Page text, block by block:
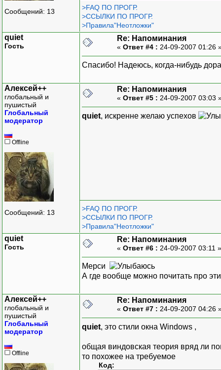
Сообщений: 13
>FAQ ПО ПРОГР.
>ССЫЛКИ ПО ПРОГР.
>Правила"Неотложки"
quiet
Гость
Re: Напоминания
« Ответ #4 : 24-09-2007 01:26
Спасибо! Надеюсь, когда-нибудь
Алексей++
глобальный и
пушистый
Глобальный
модератор
Offline
Сообщений: 13
Re: Напоминания
« Ответ #5 : 24-09-2007 03:03
quiet, искренне желаю успехов
>FAQ ПО ПРОГР.
>ССЫЛКИ ПО ПРОГР.
>Правила"Неотложки"
quiet
Гость
Re: Напоминания
« Ответ #6 : 24-09-2007 03:11
Мерси
А где вообще можно почитать про
Алексей++
глобальный и
пушистый
Глобальный
модератор
Offline
Re: Напоминания
« Ответ #7 : 24-09-2007 04:26
quiet, это стили окна Windows ,
общая виндовская теория вряд ли
то похожее на требуемое
Код: